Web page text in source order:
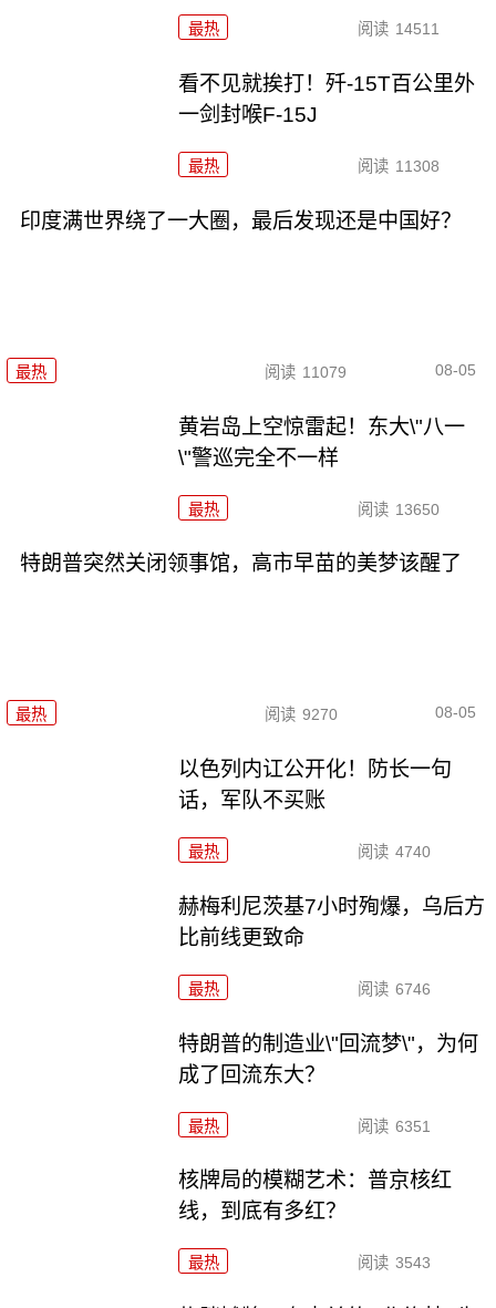
最热 阅读 14511
看不见就挨打！歼-15T百公里外
一剑封喉F-15J
最热 阅读 11308
印度满世界绕了一大圈，最后发现还是中国好？
最热 阅读 11079 08-05
黄岩岛上空惊雷起！东大\"八一
\"警巡完全不一样
最热 阅读 13650
特朗普突然关闭领事馆，高市早苗的美梦该醒了
最热 阅读 9270 08-05
以色列内讧公开化！防长一句
话，军队不买账
最热 阅读 4740
赫梅利尼茨基7小时殉爆，乌后方
比前线更致命
最热 阅读 6746
特朗普的制造业\"回流梦\"，为何
成了回流东大？
最热 阅读 6351
核牌局的模糊艺术：普京核红
线，到底有多红？
最热 阅读 3543